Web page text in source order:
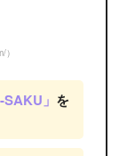
SAKU」 を